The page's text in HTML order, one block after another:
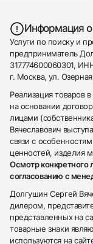
Информация о
Услуги по поиску и
предприниматель
317774600060301,
г. Москва, ул.
Реализация товаров
на основании
лицами
Вячеславович
связи с
ценностей, изделия
Осмотр конкретного
согласованию с
Долгушин Сергей
дилером,
представленных на
товарные знаки
используются на